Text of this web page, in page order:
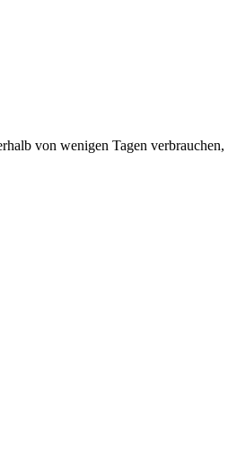
von wenigen Tagen